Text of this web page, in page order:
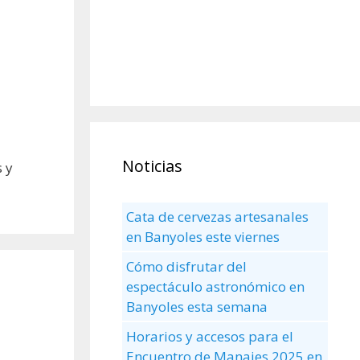
y Noticias
Cata de cervezas artesanales
en Banyoles este viernes
Cómo disfrutar del
espectáculo astronómico en
Banyoles esta semana
Horarios y accesos para el